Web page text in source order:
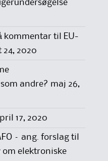
kommentar til EU-
24, 2020
andre? maj 26,
17, 2020
– ang. forslag til
elektroniske